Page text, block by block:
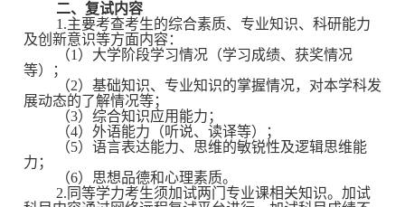
二、复试内容
1.主要考查考生的综合素质、专业知识、科研能力
及创新意识等方面内容：
（1）大学阶段学习情况（学习成绩、获奖情况
等）；
（2）基础知识、专业知识的掌握情况，对本学科发
展动态的了解情况等；
（3）综合知识应用能力；
（4）外语能力（听说、读译等）；
（5）语言表达能力、思维的敏锐性及逻辑思维能
力；
（6）思想品德和心理素质。
2.同等学力考生须加试两门专业课相关知识。加试